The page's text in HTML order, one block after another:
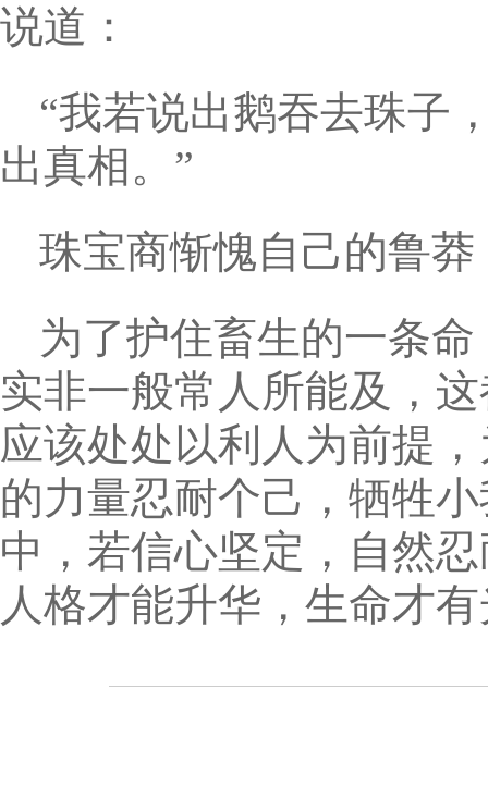
说道：
“我若说出鹅吞去珠子
出真相。”
珠宝商惭愧自己的鲁
为了护住畜生的一条
实非一般常人所能及，
应该处处以利人为前提
的力量忍耐个己，牺牲
中，若信心坚定，自然
人格才能升华，生命才